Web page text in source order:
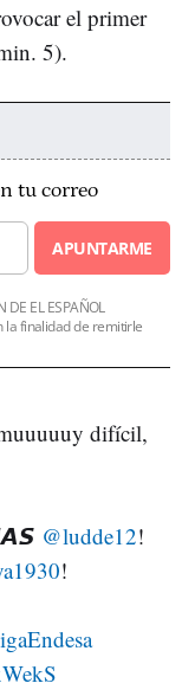
el primer
5).
tu correo
APUNTARME
DE EL ESPAÑOL
la finalidad de remitirle
difícil,
@ludde12!
!